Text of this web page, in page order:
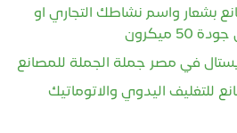
بشعار واسم نشاطك التجاري او
ميكرون
في مصر جملة الجملة للمصانع
للتغليف اليدوي والاتوماتيك